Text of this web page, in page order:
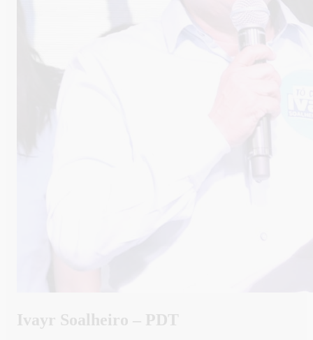
Ivayr Soalheiro – PDT